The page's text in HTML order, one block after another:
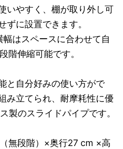
いやすく、棚が取り外し可
ずに設置できます。
はスペースに合わせて自
階伸縮可能です。
と自分好みの使い方がで
み立てられ、耐摩耗性に優
製のスライドパイプです。
無段階）×奥行27 cm ×高